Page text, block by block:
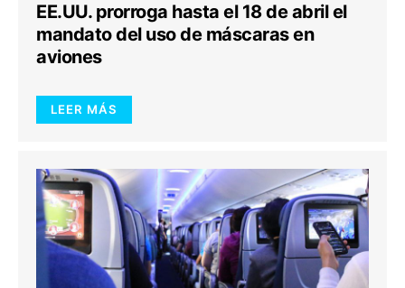
EE.UU. prorroga hasta el 18 de abril el
mandato del uso de máscaras en
aviones
LEER MÁS